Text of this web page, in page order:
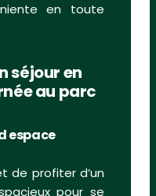
en toute
séjour en
au parc
espace
de profiter d’un
pour se